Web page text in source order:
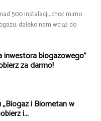
500 instalacji, choć mimo
daleko nam wciąż do
inwestora biogazowego”
za darmo!
i Biometan w
i...